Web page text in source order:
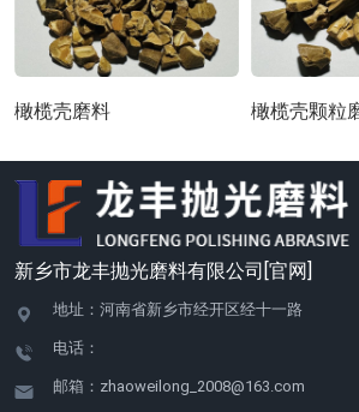
橄榄壳磨料 橄榄壳颗粒
新乡市龙丰抛光磨料有限公司[官网]
地址：河南省新乡市经开区经十一路
电话：
邮箱：zhaoweilong_2008@163.com